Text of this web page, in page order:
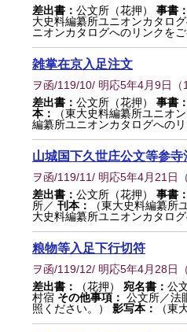
差出書： 公文所（花押） 事書：
大史料編纂所ユニオンカタロ
ニオンカタログへのリンクをご
雑掌在京入足注文
ヲ函/119/10/ 明応5年4月9日 （
差出書： 公文所（花押） 事書：
本：
（東大史料編纂所ユニオ
編纂所ユニオンカタログへの
山城国下久世庄公文等参
ヲ函/119/11/ 明応5年4月21日 （
差出書： 公文所（花押） 事書：
所／ 刊本： （東大史料編纂所
大史料編纂所ユニオンカタロ
粮物等入足下行切符
ヲ函/119/12/ 明応5年4月28日 （
差出書：
（花押） 宛名書： 公
村宿 その他事項： 公文所／法
照ください。）
影写本： （東